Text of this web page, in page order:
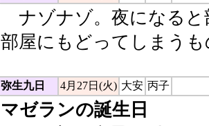
ナゾナゾ。夜になると
部屋にもどってしまう
弥生九日 4月27日(火) 大安 丙子
マゼランの誕生日